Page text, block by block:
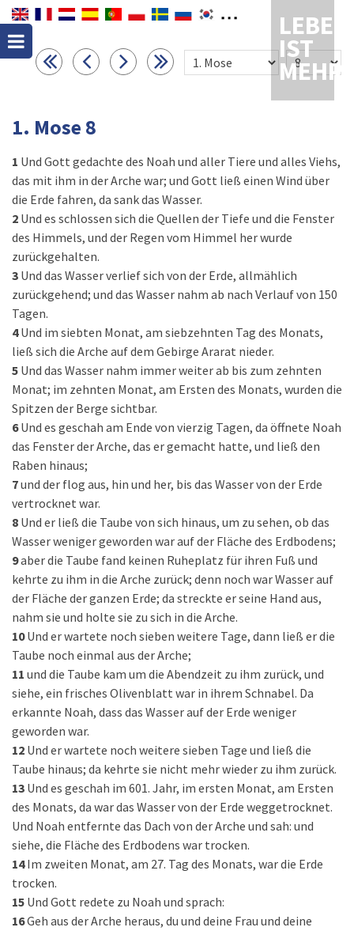
LEBEN
IST
MEHR
1. Mose 8
1 Und Gott gedachte des Noah und aller Tiere und alles Viehs,
das mit ihm in der Arche war; und Gott ließ einen Wind über
die Erde fahren, da sank das Wasser.
2 Und es schlossen sich die Quellen der Tiefe und die Fenster
des Himmels, und der Regen vom Himmel her wurde
zurückgehalten.
3 Und das Wasser verlief sich von der Erde, allmählich
zurückgehend; und das Wasser nahm ab nach Verlauf von 150
Tagen.
4 Und im siebten Monat, am siebzehnten Tag des Monats,
ließ sich die Arche auf dem Gebirge Ararat nieder.
5 Und das Wasser nahm immer weiter ab bis zum zehnten
Monat; im zehnten Monat, am Ersten des Monats, wurden die
Spitzen der Berge sichtbar.
6 Und es geschah am Ende von vierzig Tagen, da öffnete Noah
das Fenster der Arche, das er gemacht hatte, und ließ den
Raben hinaus;
7und der flog aus, hin und her, bis das Wasser von der Erde
vertrocknet war.
8 Und er ließ die Taube von sich hinaus, um zu sehen, ob das
Wasser weniger geworden war auf der Fläche des Erdbodens;
9aber die Taube fand keinen Ruheplatz für ihren Fuß und
kehrte zu ihm in die Arche zurück; denn noch war Wasser auf
der Fläche der ganzen Erde; da streckte er seine Hand aus,
nahm sie und holte sie zu sich in die Arche.
10 Und er wartete noch sieben weitere Tage, dann ließ er die
Taube noch einmal aus der Arche;
11 und die Taube kam um die Abendzeit zu ihm zurück, und
siehe, ein frisches Olivenblatt war in ihrem Schnabel. Da
erkannte Noah, dass das Wasser auf der Erde weniger
geworden war.
12 Und er wartete noch weitere sieben Tage und ließ die
Taube hinaus; da kehrte sie nicht mehr wieder zu ihm zurück.
13 Und es geschah im 601. Jahr, im ersten Monat, am Ersten
des Monats, da war das Wasser von der Erde weggetrocknet.
Und Noah entfernte das Dach von der Arche und sah: und
siehe, die Fläche des Erdbodens war trocken.
14 Im zweiten Monat, am 27. Tag des Monats, war die Erde
trocken.
15 Und Gott redete zu Noah und sprach:
16Geh aus der Arche heraus, du und deine Frau und deine